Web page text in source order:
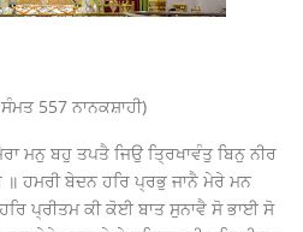
557 ਨਾਨਕਸ਼ਾਹੀ)
ਮਨੁ ਬਹੁ ਤਪਤੈ ਜਿਉ ਤ੍ਰਿਖਾਵੰਤੁ ਬਿਨੁ ਨੀਰ
॥ ਹਮਰੀ ਬੇਦਨ ਹਰਿ ਪ੍ਰਭੁ ਜਾਨੈ ਮੇਰੇ ਮਨ
ਪ੍ਰੀਤਮ ਕੀ ਕੋਈ ਬਾਤ ਸੁਨਾਵੈ ਸੋ ਭਾਈ ਸੋ